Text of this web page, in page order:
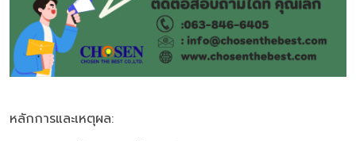
หลักการและเหตุผล: